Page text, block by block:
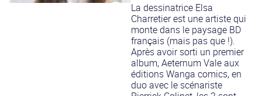
La dessinatrice Elsa
Charretier est une artiste qui
monte dans le paysage BD
français (mais pas que !).
Après avoir sorti un premier
album, Aeternum Vale aux
éditions Wanga comics, en
duo avec le scénariste